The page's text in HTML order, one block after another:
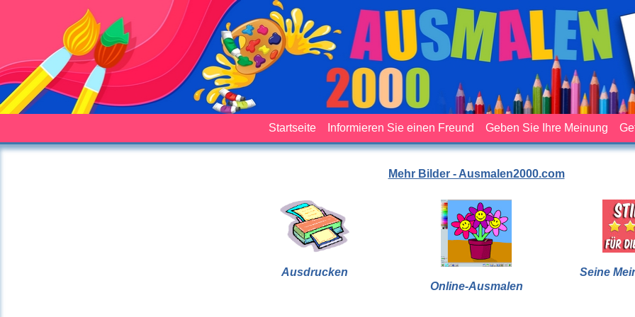
Startseite Informieren Sie einen Freund Geben Sie Ihre Meinung
Mehr Bilder - Ausmalen2000.com
Ausdrucken
Online-Ausmalen
Seine